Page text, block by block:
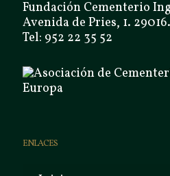
Fundación Cementerio
Avenida de Pries, 1.
Tel: 952 22 35 52
ENLACES